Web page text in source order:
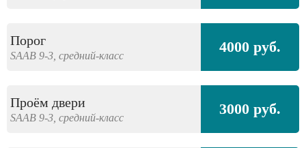
Порог
SAAB 9-3, средний-класс 4000 руб.
Проём двери
SAAB 9-3, средний-класс 3000 руб.